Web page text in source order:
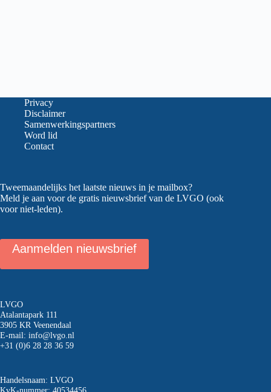
Privacy
Disclaimer
Samenwerkingspartners
Word lid
Contact
Tweemaandelijks het laatste nieuws in je mailbox?
Meld je aan voor de gratis nieuwsbrief van de LVGO (ook
voor niet-leden).
Aanmelden nieuwsbrief
LVGO
Atalantapark 111
3905 KR Veenendaal
E-mail: info@lvgo.nl
+31 (0)6 28 28 36 59
Handelsnaam: LVGO